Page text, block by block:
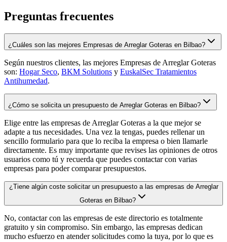
Preguntas frecuentes
¿Cuáles son las mejores Empresas de Arreglar Goteras en Bilbao?
Según nuestros clientes, las mejores Empresas de Arreglar Goteras
son: Hogar Seco, BKM Solutions y EuskalSec Tratamientos
Antihumedad.
¿Cómo se solicita un presupuesto de Arreglar Goteras en Bilbao?
Elige entre las empresas de Arreglar Goteras a la que mejor se
adapte a tus necesidades. Una vez la tengas, puedes rellenar un
sencillo formulario para que lo reciba la empresa o bien llamarle
directamente. Es muy importante que revises las opiniones de otros
usuarios como tú y recuerda que puedes contactar con varias
empresas para poder comparar presupuestos.
¿Tiene algún coste solicitar un presupuesto a las empresas de Arreglar
Goteras en Bilbao?
No, contactar con las empresas de este directorio es totalmente
gratuito y sin compromiso. Sin embargo, las empresas dedican
mucho esfuerzo en atender solicitudes como la tuya, por lo que es